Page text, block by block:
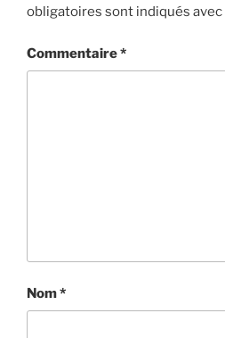
obligatoires sont indiqués avec
Commentaire*
Nom*